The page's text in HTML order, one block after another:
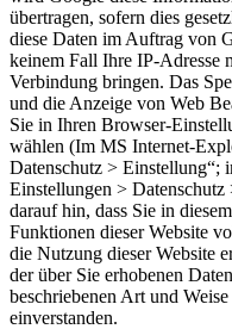
übertragen, sofern dies
diese Daten im Auftrag von
keinem Fall Ihre IP-Adresse
Verbindung bringen. Das
und die Anzeige von Web
Sie in Ihren Browser-
wählen (Im MS Internet-
Datenschutz > Einstellung“;
Einstellungen >
darauf hin, dass Sie in
Funktionen dieser Website
die Nutzung dieser Website
der über Sie erhobenen
beschriebenen Art und
einverstanden.